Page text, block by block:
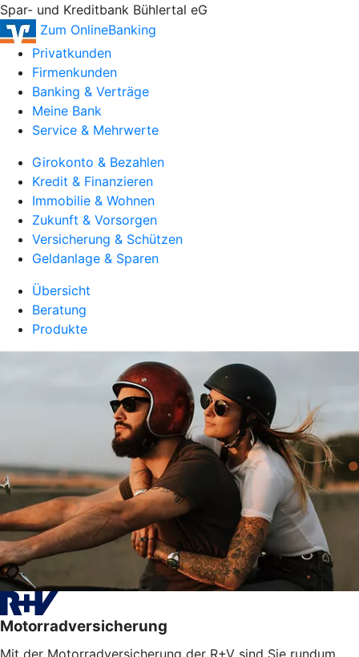
Spar- und Kreditbank Bühlertal eG
Zum OnlineBanking
Privatkunden
Firmenkunden
Banking & Verträge
Meine Bank
Service & Mehrwerte
Girokonto & Bezahlen
Kredit & Finanzieren
Immobilie & Wohnen
Zukunft & Vorsorgen
Versicherung & Schützen
Geldanlage & Sparen
Übersicht
Beratung
Produkte
Motorradversicherung
Mit der Motorradversicherung der R+V sind Sie rundum